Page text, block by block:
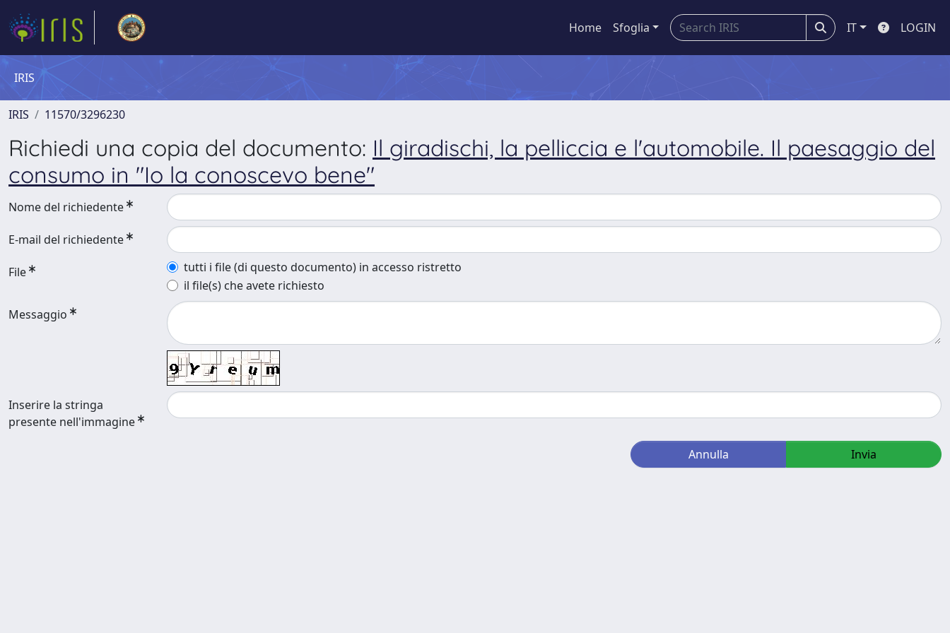
Home Sfoglia IT LOGIN
IRIS
IRIS 11570/3296230
Richiedi una copia del documento: Il giradischi, la pelliccia e l'automobile. Il paesaggio del
consumo in "Io la conoscevo bene"
Nome del richiedente
E-mail del richiedente
File
tutti i file (di questo documento) in accesso ristretto
il file(s) che avete richiesto
Messaggio
Inserire la stringa
presente nell'immagine
Annulla Invia